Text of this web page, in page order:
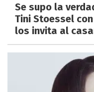
Se supo la
Tini Stoessel
los invita al